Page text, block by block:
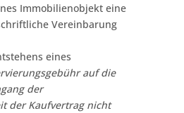
Immobilienobjekt eine
Vereinbarung
eines
auf die
der
der Kaufvertrag nicht